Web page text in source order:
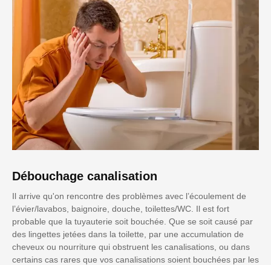
Débouchage canalisation
Il arrive qu'on rencontre des problèmes avec l’écoulement de
l’évier/lavabos, baignoire, douche, toilettes/WC. Il est fort
probable que la tuyauterie soit bouchée. Que se soit causé par
des lingettes jetées dans la toilette, par une accumulation de
cheveux ou nourriture qui obstruent les canalisations, ou dans
certains cas rares que vos canalisations soient bouchées par les